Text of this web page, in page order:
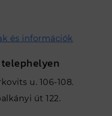
és információk
u. 106-108.
út 122.